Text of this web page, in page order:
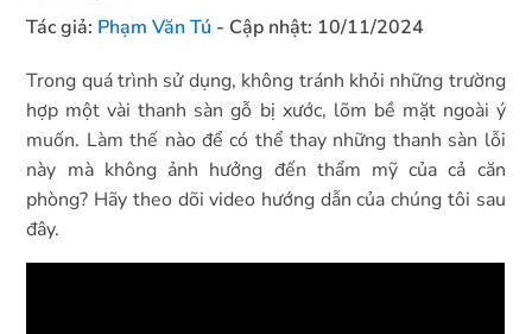
Tác giả: Phạm Văn Tú - Cập nhật: 10/11/2024
Trong quá trình sử dụng, không tránh khỏi những trường
hợp một vài thanh sàn gỗ bị xước, lõm bề mặt ngoài ý
muốn. Làm thế nào để có thể thay những thanh sàn lỗi
này mà không ảnh hưởng đến thẩm mỹ của cả căn
phòng? Hãy theo dõi video hướng dẫn của chúng tôi sau
đây.